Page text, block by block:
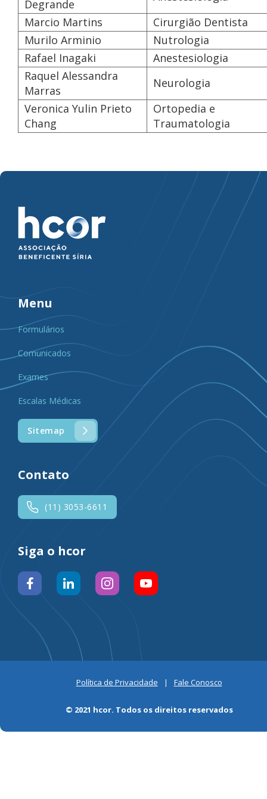
Degrande
Marcio Martins
Cirurgião Dentista
Murilo Arminio
Nutrologia
Rafael Inagaki
Anestesiologia
Raquel Alessandra
Marras
Neurologia
Veronica Yulin Prieto
Chang
Ortopedia e
Traumatologia
Menu
Formulários
Comunicados
Exames
Escalas Médicas
Sitemap
Contato
(11) 3053-6611
Siga o hcor
© 2021 hcor. Todos os direitos reservados
Política de Privacidade | Fale Conosco